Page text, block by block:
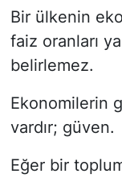
Bir ülkenin
faiz oranları
belirlemez.
Ekonomilerin
vardır; güven.
Eğer bir
YEREL
Haberde
Tanıtım